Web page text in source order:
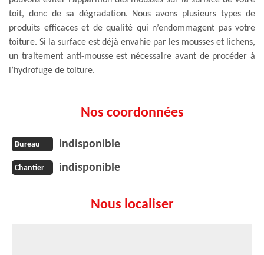
toit, donc de sa dégradation. Nous avons plusieurs types de
produits efficaces et de qualité qui n’endommagent pas votre
toiture. Si la surface est déjà envahie par les mousses et lichens,
un traitement anti-mousse est nécessaire avant de procéder à
l’hydrofuge de toiture.
Nos coordonnées
Bureau indisponible
Chantier indisponible
Nous localiser